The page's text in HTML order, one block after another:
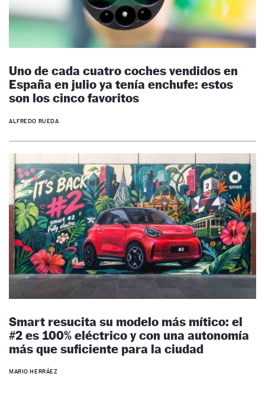
Uno de cada cuatro coches vendidos en
España en julio ya tenía enchufe: estos
son los cinco favoritos
ALFREDO RUEDA
Smart resucita su modelo más mítico: el
#2 es 100% eléctrico y con una autonomía
más que suficiente para la ciudad
MARIO HERRÁEZ